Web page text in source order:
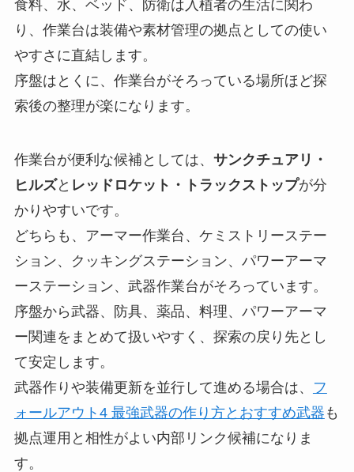
食料、水、ベッド、防衛は入植者の生活に関わ
り、作業台は装備や素材管理の拠点としての使い
やすさに直結します。
序盤はとくに、作業台がそろっている場所ほど探
索後の整理が楽になります。
作業台が便利な候補としては、 サンクチュアリ・
ヒルズと レッドロケット・トラックストップが分
かりやすいです。
どちらも、アーマー作業台、ケミストリーステー
ション、クッキングステーション、パワーアーマ
ーステーション、武器作業台がそろっています。
序盤から武器、防具、薬品、料理、パワーアーマ
ー関連をまとめて扱いやすく、探索の戻り先とし
て安定します。
武器作りや装備更新を並行して進める場合は、
フ
ォールアウト4 最強武器の作り方とおすすめ武器 も
拠点運用と相性がよい内部リンク候補になりま
す。